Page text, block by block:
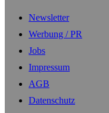
Newsletter
Werbung / PR
Jobs
Impressum
AGB
Datenschutz